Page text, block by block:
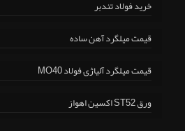
خرید فولاد تندبر
قیمت میلگرد آهن ساده
قیمت میلگرد آلیاژی فولاد MO40
ورق ST52 اکسین اهواز